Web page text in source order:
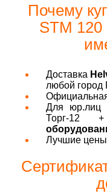
Почему
STM
Доставка
любой город
Для юр.лиц
Торг-12
Лучшие